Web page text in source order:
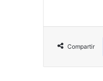
Compartir